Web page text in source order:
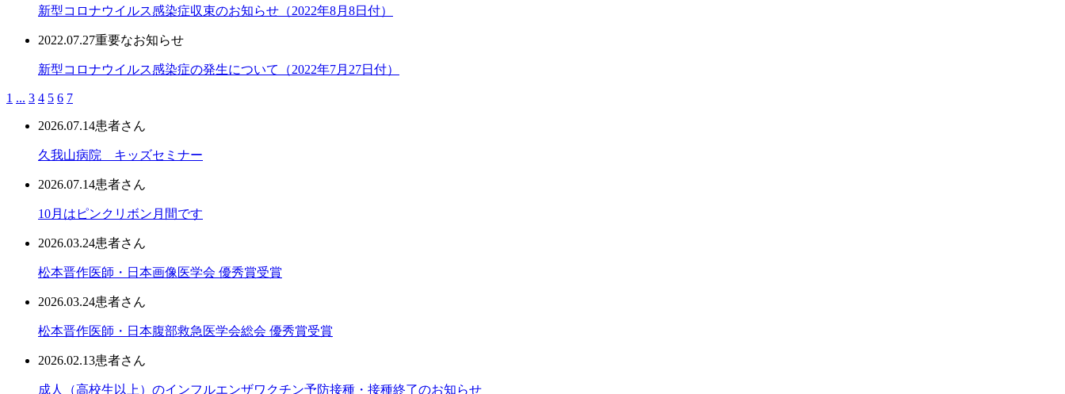
新型コロナウイルス感染症収束のお知らせ（2022年8月8日付）
2022.07.27重要なお知らせ
新型コロナウイルス感染症の発生について（2022年7月27日付）
1 ... 3 4 5 6 7
2026.07.14患者さん
久我山病院 キッズセミナー
2026.07.14患者さん
10月はピンクリボン月間です
2026.03.24患者さん
松本晋作医師・日本画像医学会 優秀賞受賞
2026.03.24患者さん
松本晋作医師・日本腹部救急医学会総会 優秀賞受賞
2026.02.13患者さん
成人（高校生以上）のインフルエンザワクチン予防接種・接種終了のお知らせ